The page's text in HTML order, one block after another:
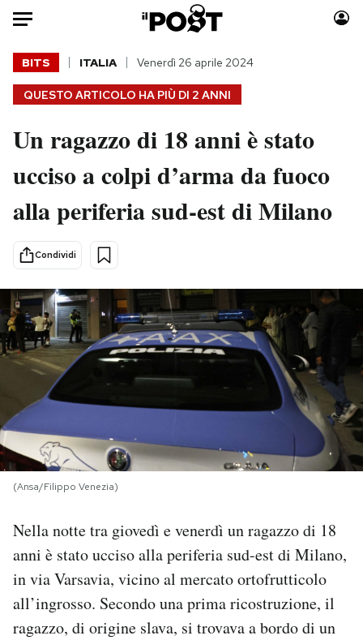
Auto
HOME
Italia
Politica
Tecnologia
Internet
Scienza
Economia
Sport
Moda
Consumismi
Storie/Idee
Mondiali calcio 2026
PODCAST
NEWSLETTER
SHOP
CALENDARIO
QUESTO ARTICOLO HA PIÙ DI 2 ANNI
BITS ITALIA Venerdì 26 aprile 2024
Un ragazzo di 18 anni è stato
ucciso a colpi d’arma da fuoco
alla periferia sud-est di Milano
Condividi
(Ansa/Filippo Venezia)
Nella notte tra giovedì e venerdì un ragazzo di 18
anni è stato ucciso alla periferia sud-est di Milano,
in via Varsavia, vicino al mercato ortofrutticolo
all’ingrosso. Secondo una prima ricostruzione, il
ragazzo, di origine slava, si trovava a bordo di un